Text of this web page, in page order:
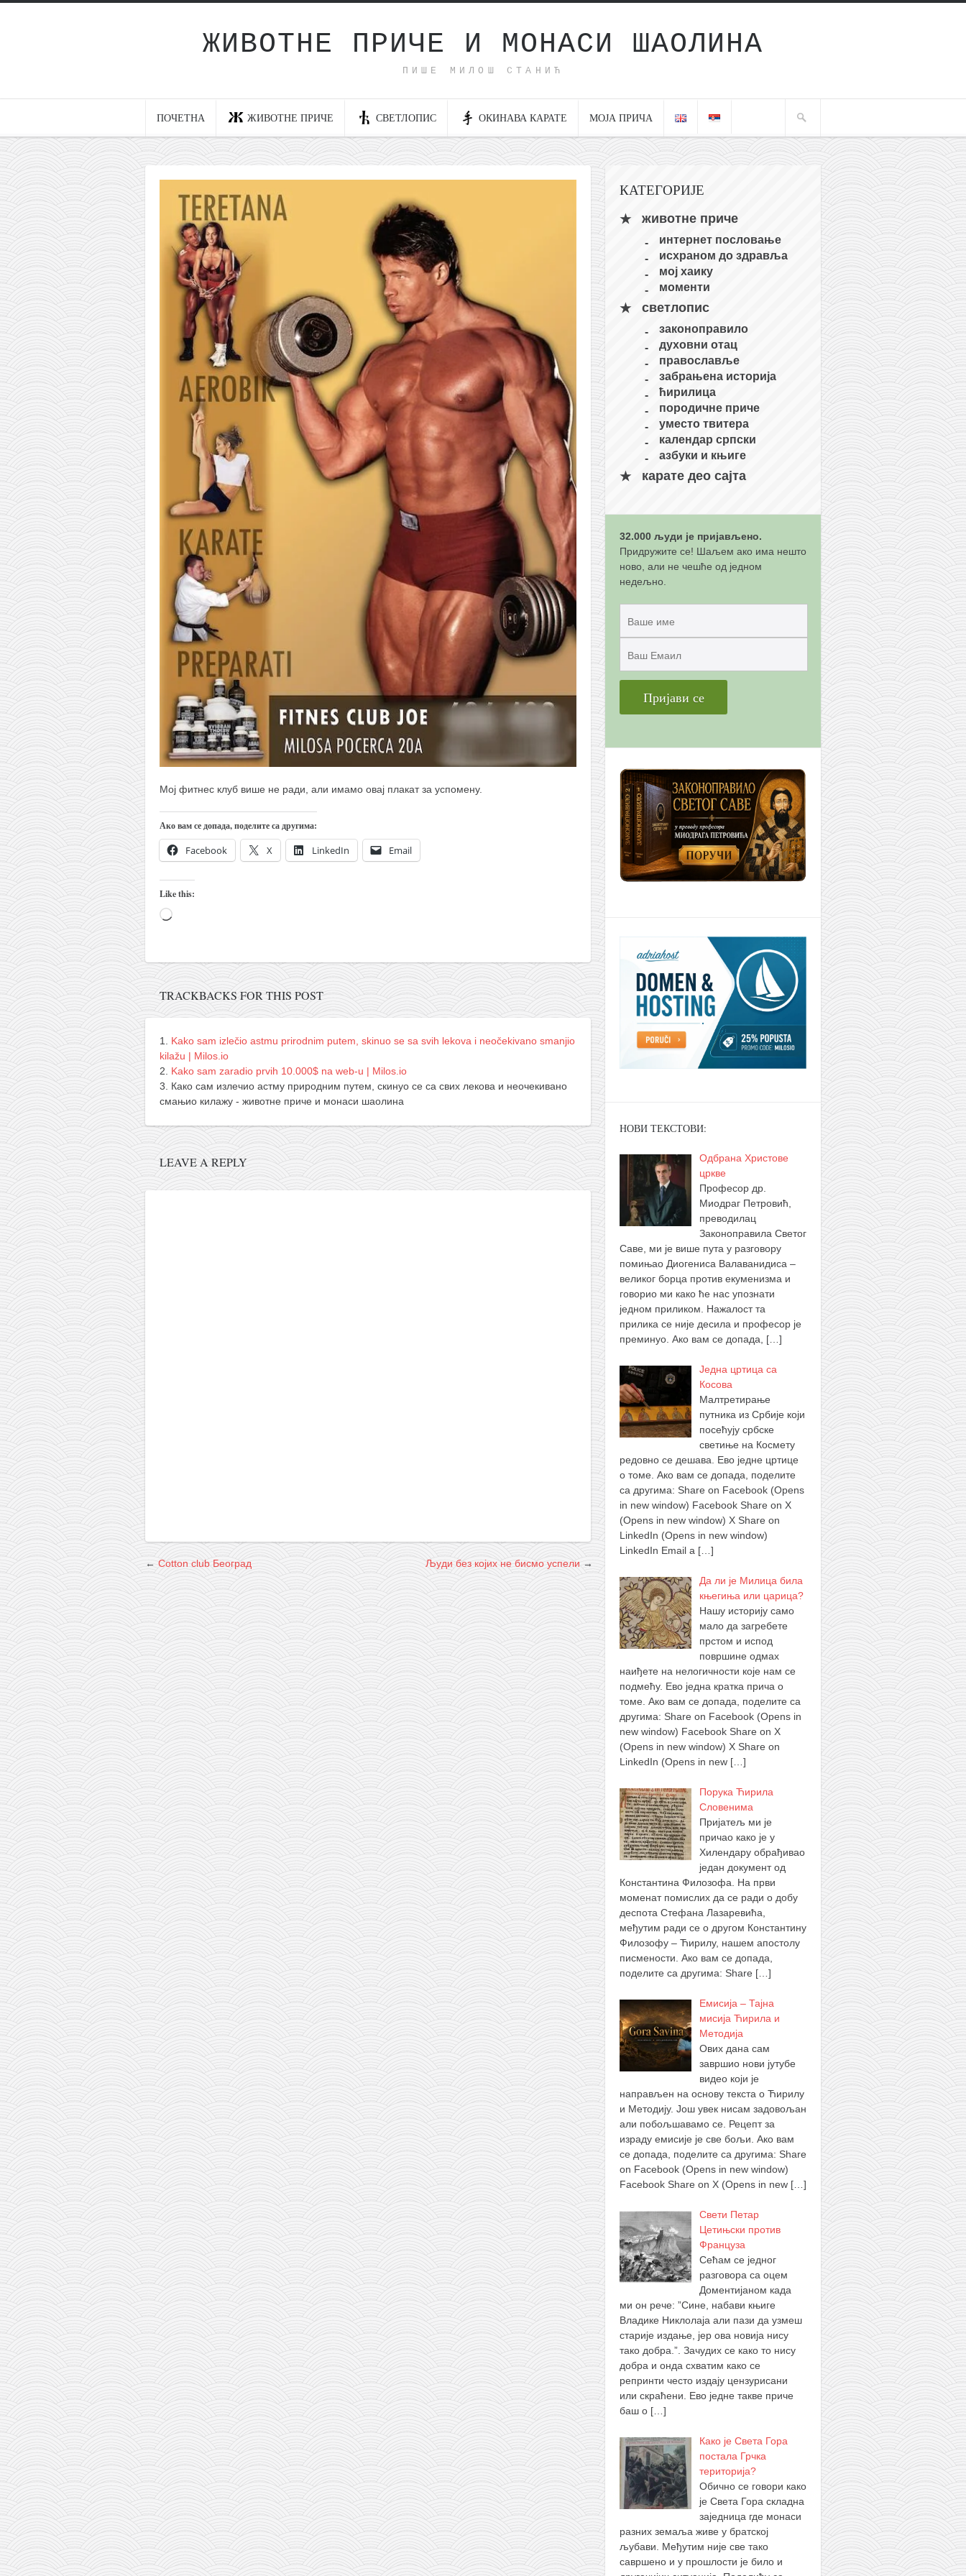
ЖИВОТНЕ ПРИЧЕ И МОНАСИ ШАОЛИНА
ПИШЕ МИЛОШ СТАНИЋ
ПОЧЕТНА ЖИВОТНЕ ПРИЧЕ СВЕТЛОПИС ОКИНАВА КАРАТЕ МОЈА ПРИЧА
интернет пословање
исхраном до здравља
мој хаику
моменти и места
бонус садржај
светлопис
законоправило
духовни отац
православље
забрањена историја
ћирилица
породичне приче
прота Воја
уместо твитера
календар српски
азбуки и књиге
Окинава карате
најновије на блогу
моје белешке
историја каратеа
бубиши
карате
кихон
наиханчи
кушанку
пасаи
темашивари
кобудо
нунчаку
тонфа
тимбеи рочин
тсунами дојо
програм
снимци наступа
галерија клуба
чланарина
контакт
бесплатна е-књига
термини тренинга
моја прича
моја прича
фотке
контакт
Мој фитнес клуб више не ради, али имамо овај плакат за успомену.
Ако вам се допада, поделите са другима:
Facebook X LinkedIn Email
Like this:
Loading…
TRACKBACKS FOR THIS POST
Kako sam izlečio astmu prirodnim putem, skinuo se sa svih lekova i neočekivano smanjio
kilažu | Milos.io
Kako sam zaradio prvih 10.000$ na web-u | Milos.io
Како сам излечио астму природним путем, скинуо се са свих лекова и неочекивано
смањио килажу - животне приче и монаси шаолина
LEAVE A REPLY
← Cotton club Београд Људи без којих не бисмо успели→
КАТЕГОРИЈЕ
животне приче
интернет пословање
исхраном до здравља
мој хаику
моменти
светлопис
законоправило
духовни отац
православље
забрањена историја
ћирилица
породичне приче
уместо твитера
календар српски
азбуки и књиге
карате део сајта
32.000 људи је пријављено.
Придружите се! Шаљем ако има нешто
ново, али не чешће од једном
недељно.
НОВИ ТЕКСТОВИ:
Одбрана Христове
цркве
Професор др.
Миодраг Петровић,
преводилац
Законоправила Светог
Саве, ми је више пута у разговору
помињао Диогениса Валаванидиса –
великог борца против екуменизма и
говорио ми како ће нас упознати
једном приликом. Нажалост та
прилика се није десила и професор је
преминуо. Ако вам се допада, […]
Једна цртица са
Косова
Малтретирање
путника из Србије који
посећују србске
светиње на Космету
редовно се дешава. Ево једне цртице
о томе. Ако вам се допада, поделите
са другима: Share on Facebook (Opens
in new window) Facebook Share on X
(Opens in new window) X Share on
LinkedIn (Opens in new window)
LinkedIn Email a […]
Да ли је Милица била
књегиња или царица?
Нашу историју само
мало да загребете
прстом и испод
површине одмах
наиђете на нелогичности које нам се
подмећу. Ево једна кратка прича о
томе. Ако вам се допада, поделите са
другима: Share on Facebook (Opens in
new window) Facebook Share on X
(Opens in new window) X Share on
LinkedIn (Opens in new […]
Порука Ћирила
Словенима
Пријатељ ми је
причао како је у
Хилендару обрађивао
један документ од
Константина Филозофа. На први
моменат помислих да се ради о добу
деспота Стефана Лазаревића,
међутим ради се о другом Константину
Филозофу – Ћирилу, нашем апостолу
писмености. Ако вам се допада,
поделите са другима: Share […]
Емисија – Тајна
мисија Ћирила и
Методија
Ових дана сам
завршио нови јутубе
видео који је
направљен на основу текста о Ћирилу
и Методију. Још увек нисам задовољан
али побољшавамо се. Рецепт за
израду емисије је све бољи. Ако вам
се допада, поделите са другима: Share
on Facebook (Opens in new window)
Facebook Share on X (Opens in new […]
Свети Петар
Цетињски против
Француза
Сећам се једног
разговора са оцем
Доментијаном када
ми он рече: ”Сине, набави књиге
Владике Никлолаја али пази да узмеш
старије издање, јер ова новија нису
тако добра.”. Зачудих се како то нису
добра и онда схватим како се
репринти често издају цензурисани
или скраћени. Ево једне такве приче
баш о […]
Како је Света Гора
постала Грчка
територија?
Обично се говори како
је Света Гора складна
заједница где монаси
разних земаља живе у братској
љубави. Међутим није све тако
савршено и у прошлости је било и